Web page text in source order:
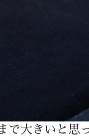
で大きいと思